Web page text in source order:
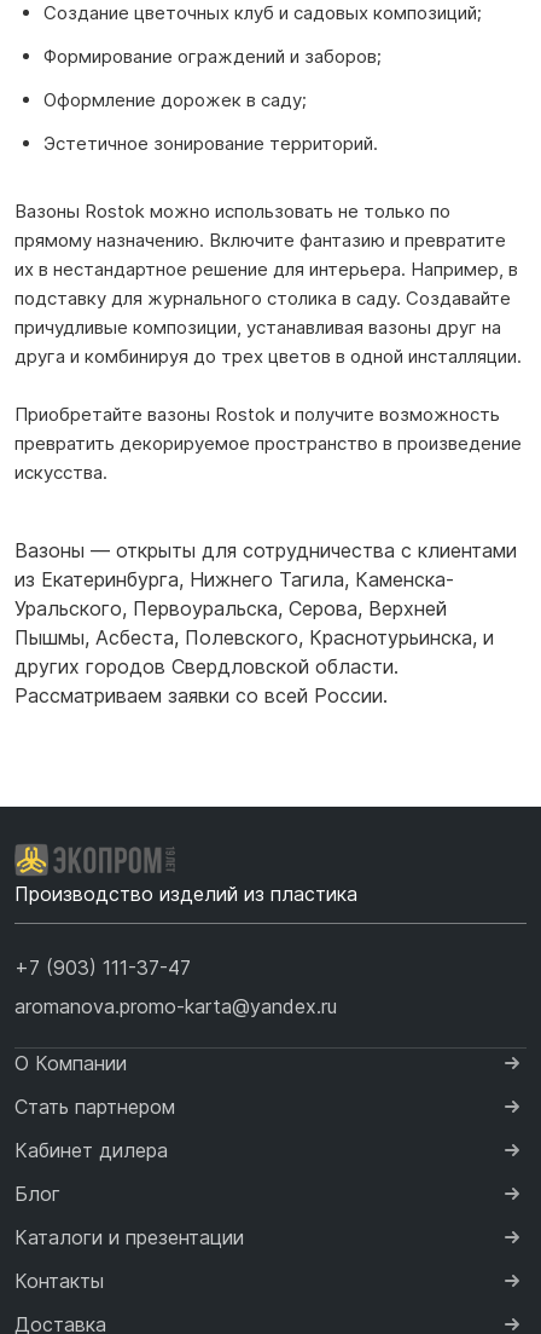
Создание цветочных клуб и садовых композиций;
Формирование ограждений и заборов;
Оформление дорожек в саду;
Эстетичное зонирование территорий.
Вазоны Rostok можно использовать не только по
прямому назначению. Включите фантазию и превратите
их в нестандартное решение для интерьера. Например, в
подставку для журнального столика в саду. Создавайте
причудливые композиции, устанавливая вазоны друг на
друга и комбинируя до трех цветов в одной инсталляции.
Приобретайте вазоны Rostok и получите возможность
превратить декорируемое пространство в произведение
искусства.
Вазоны — открыты для сотрудничества с клиентами
из Екатеринбурга, Нижнего Тагила, Каменска-
Уральского, Первоуральска, Серова, Верхней
Пышмы, Асбеста, Полевского, Краснотурьинска, и
других городов Свердловской области.
Рассматриваем заявки со всей России.
Производство изделий из пластика
+7 (903) 111-37-47
aromanova.promo-karta@yandex.ru
О Компании
Стать партнером
Кабинет дилера
Блог
Каталоги и презентации
Контакты
Доставка